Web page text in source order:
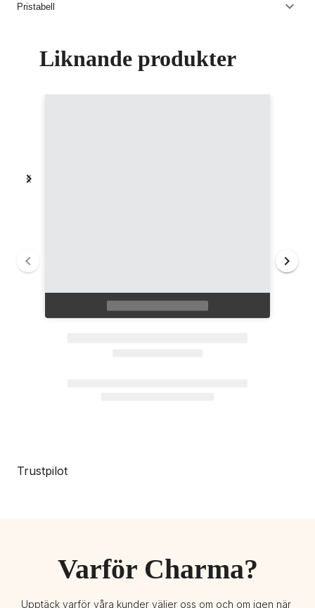
Pristabell
Liknande produkter
Trustpilot
Varför Charma?
Upptäck varför våra kunder väljer oss om och om igen när